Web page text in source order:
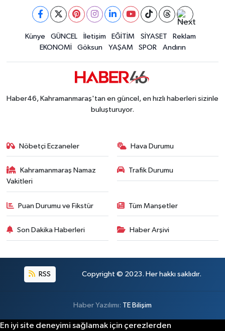
Künye GÜNCEL İletişim EĞİTİM SİYASET
Reklam
EKONOMİ
Göksun YAŞAM SPOR Andırın
Haber46, Kahramanmaraş'tan en güncel, en hızlı haberleri sizinle
buluşturuyor.
Nöbetçi Eczaneler Hava Durumu
Kahramanmaraş Namaz
Vakitleri
Trafik Durumu
Puan Durumu ve Fikstür Tüm Manşetler
Son Dakika Haberleri Haber Arşivi
RSS Copyright © 2023. Her hakkı saklıdır.
Haber Yazılımı: TE Bilişim
En iyi site deneyimi sağlamak için çerezlerden
Genel
Politika
YEREL
SEÇİM 2015
ÇEVRE
BİLİM VE TEKNOLOJİ
YARIŞMALAR
TANITIM